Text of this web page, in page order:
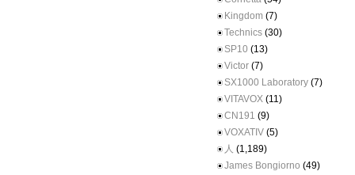
Kingdom (7)
Technics (30)
SP10 (13)
Victor (7)
SX1000 Laboratory (7)
VITAVOX (11)
CN191 (9)
VOXATIV (5)
人 (1,189)
James Bongiorno (49)